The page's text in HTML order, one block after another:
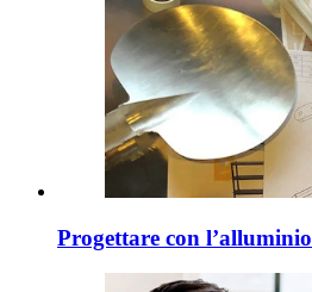
Progettare con l’alluminio